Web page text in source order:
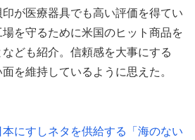
が医療器具でも高い評価を得てい
を守るために米国のヒット商品を
ども紹介。信頼感を大事にする
を維持しているように思えた。
本にすしネタを供給する「海のない